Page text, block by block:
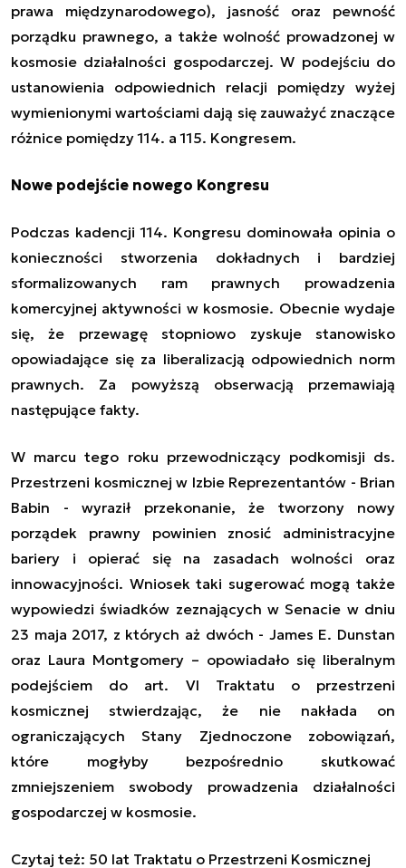
prawa międzynarodowego), jasność oraz pewność
porządku prawnego, a także wolność prowadzonej w
kosmosie działalności gospodarczej. W podejściu do
ustanowienia odpowiednich relacji pomiędzy wyżej
wymienionymi wartościami dają się zauważyć znaczące
różnice pomiędzy 114. a 115. Kongresem.
Nowe podejście nowego Kongresu
Podczas kadencji 114. Kongresu dominowała opinia o
konieczności stworzenia dokładnych i bardziej
sformalizowanych ram prawnych prowadzenia
komercyjnej aktywności w kosmosie. Obecnie wydaje
się, że przewagę stopniowo zyskuje stanowisko
opowiadające się za liberalizacją odpowiednich norm
prawnych. Za powyższą obserwacją przemawiają
następujące fakty.
W marcu tego roku przewodniczący podkomisji ds.
Przestrzeni kosmicznej w Izbie Reprezentantów - Brian
Babin - wyraził przekonanie, że tworzony nowy
porządek prawny powinien znosić administracyjne
bariery i opierać się na zasadach wolności oraz
innowacyjności. Wniosek taki sugerować mogą także
wypowiedzi świadków zeznających w Senacie w dniu
23 maja 2017, z których aż dwóch - James E. Dunstan
oraz Laura Montgomery – opowiadało się liberalnym
podejściem do art. VI Traktatu o przestrzeni
kosmicznej stwierdzając, że nie nakłada on
ograniczających Stany Zjednoczone zobowiązań,
które mogłyby bezpośrednio skutkować
zmniejszeniem swobody prowadzenia działalności
gospodarczej w kosmosie.
Czytaj też: 50 lat Traktatu o Przestrzeni Kosmicznej